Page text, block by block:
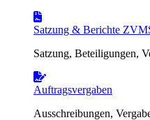
Satzung & Berichte
Satzung, Beteiligungen,
Auftragsvergaben
Ausschreibungen,